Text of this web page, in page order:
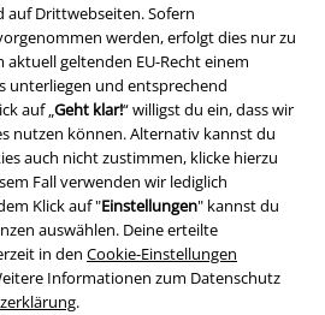
auf Drittwebseiten. Sofern
werden, erfolgt dies nur zu
geltenden EU-Recht einem
unterliegen und entsprechend
auf „Geht klar!“ willigst du ein, dass wir
nutzen können. Alternativ kannst du
auch nicht zustimmen, klicke hierzu
Fall verwenden wir lediglich
Klick auf "Einstellungen" kannst du
auswählen. Deine erteilte
in den Cookie-Einstellungen
Informationen zum Datenschutz
.